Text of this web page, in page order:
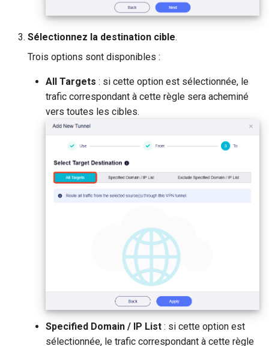
Sélectionnez la destination cible.
Trois options sont disponibles :
All Targets : si cette option est sélectionnée, le
trafic correspondant à cette règle sera acheminé
vers toutes les cibles.
Specified Domain / IP List : si cette option est
sélectionnée, le trafic correspondant à cette règle